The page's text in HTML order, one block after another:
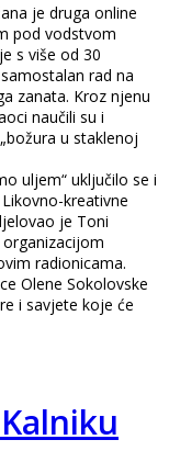
je druga online
pod vodstvom
s više od 30
rad na
zanata. Kroz njenu
naučili su i
u staklenoj
uljem“ uključilo se i
kreativne
je Toni
organizacijom
radionicama.
Olene Sokolovske
i savjete koje će